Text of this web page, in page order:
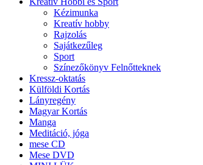
Kézimunka
Kreatív hobby
Rajzolás
Sajátkezűleg
Sport
Színezőkönyv Felnőtteknek
Kressz-oktatás
Külföldi Kortás
Lányregény
Magyar Kortás
Manga
Meditáció, jóga
mese CD
Mese DVD